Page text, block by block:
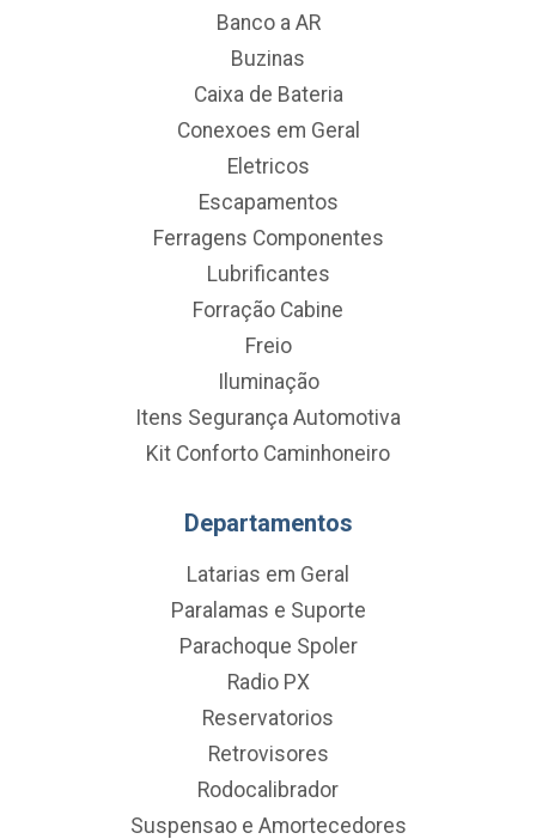
Banco a AR
Buzinas
Caixa de Bateria
Conexoes em Geral
Eletricos
Escapamentos
Ferragens Componentes
Lubrificantes
Forração Cabine
Freio
Iluminação
Itens Segurança Automotiva
Kit Conforto Caminhoneiro
Departamentos
Latarias em Geral
Paralamas e Suporte
Parachoque Spoler
Radio PX
Reservatorios
Retrovisores
Rodocalibrador
Suspensao e Amortecedores